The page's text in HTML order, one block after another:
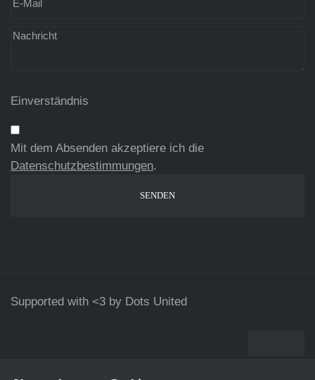
Einverständnis
Mit dem Absenden akzeptiere ich die
Datenschutzbestimmungen.
Supported with <3 by Dots United